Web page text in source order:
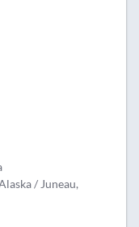
/ Juneau,